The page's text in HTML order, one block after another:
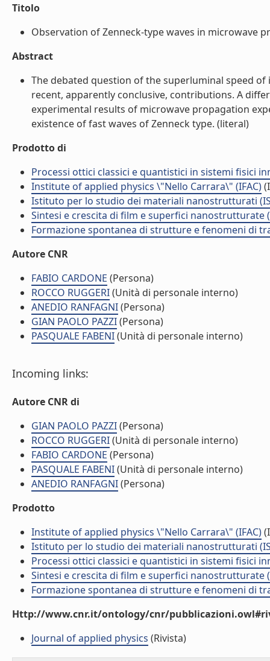
Titolo
Observation of Zenneck-type waves in microwave
Abstract
The debated question of the superluminal speed
recent, apparently conclusive, contributions. A
experimental results of microwave propagation
existence of fast waves of Zenneck type. (literal)
Prodotto di
Processi ottici classici e quantistici in sistemi fisici
Institute of applied physics \"Nello Carrara\" (IFAC)
Istituto per lo studio dei materiali nanostrutturati
Sintesi e crescita di film e superfici nanostrutturate
Formazione spontanea di strutture e fenomeni di
Autore CNR
FABIO CARDONE (Persona)
ROCCO RUGGERI(Unità di personale interno)
ANEDIO RANFAGNI(Persona)
GIAN PAOLO PAZZI(Persona)
PASQUALE FABENI(Unità di personale interno)
Incoming links:
Autore CNR di
GIAN PAOLO PAZZI(Persona)
ROCCO RUGGERI(Unità di personale interno)
FABIO CARDONE (Persona)
PASQUALE FABENI(Unità di personale interno)
ANEDIO RANFAGNI(Persona)
Prodotto
Institute of applied physics \"Nello Carrara\" (IFAC)
Istituto per lo studio dei materiali nanostrutturati
Processi ottici classici e quantistici in sistemi fisici
Sintesi e crescita di film e superfici nanostrutturate
Formazione spontanea di strutture e fenomeni di
Http://www.cnr.it/ontology/cnr/
Journal of applied physics (Rivista)